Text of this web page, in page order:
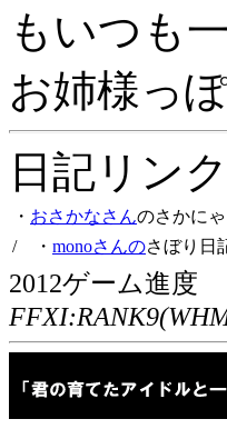
もいつも
お姉様っ
日記リン
・ おさかなさんのさかに
/ ・ monoさんのさぼり日
2012ゲーム進度